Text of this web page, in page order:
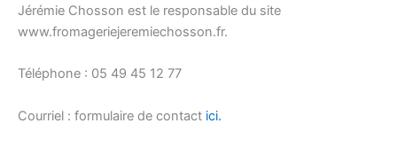
Jérémie Chosson est le responsable du site
www.fromageriejeremiechosson.fr.
Téléphone : 05 49 45 12 77
Courriel : formulaire de contact ici.